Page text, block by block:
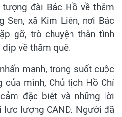
tượng đài Bác Hồ về thăm
Sen, xã Kim Liên, nơi Bác
gỡ, trò chuyện thân tình
về thăm quê.
mạnh, trong suốt cuộc
của mình, Chủ tịch Hồ Chí
đặc biệt và những lời
lực lượng CAND. Người đã